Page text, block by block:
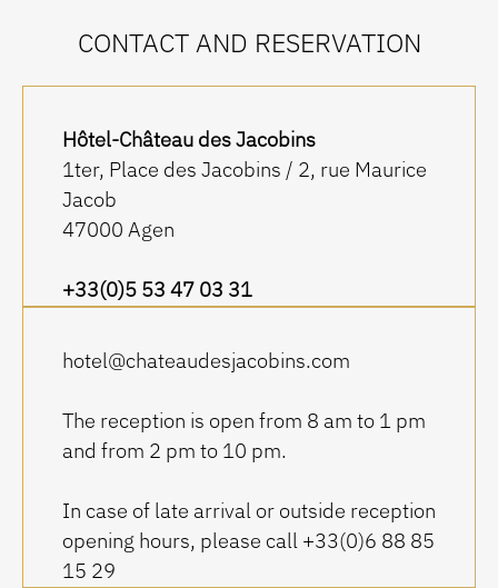
CONTACT AND RESERVATION
Hôtel-Château des Jacobins
1ter, Place des Jacobins / 2, rue Maurice
Jacob
47000 Agen
+33(0)5 53 47 03 31
hotel@chateaudesjacobins.com
The reception is open from 8 am to 1 pm
and from 2 pm to 10 pm.
In case of late arrival or outside reception
opening hours, please call +33(0)6 88 85
15 29